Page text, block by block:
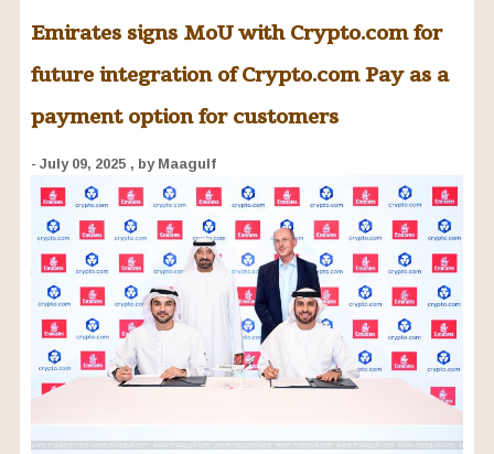
Emirates signs MoU with Crypto.com for
future integration of Crypto.com Pay as a
payment option for customers
- July 09, 2025 , by Maagulf